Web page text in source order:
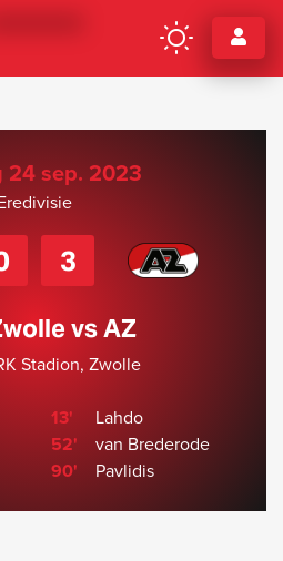
24 sep. 2023
3
vs AZ
Stadion, Zwolle
13'
Lahdo
52'
van Brederode
90'
Pavlidis